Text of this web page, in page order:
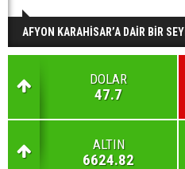
AFYON KARAHİSAR’A DAİR BİR
DOLAR
47.7
ALTIN
6624.82